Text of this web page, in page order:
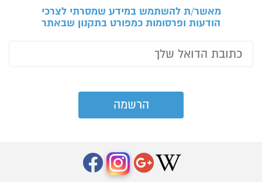
מאשר/ת להשתמש במידע שמסרתי לצרכי
הודעות ופרסומות כמפורט בתקנון שבאתר